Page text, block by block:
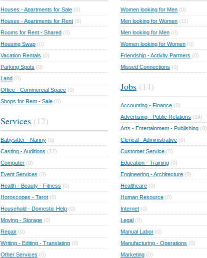
Houses - Apartments for Sale (0)
Houses - Apartments for Rent (8)
Rooms for Rent - Shared (0)
Housing Swap (0)
Vacation Rentals (0)
Parking Spots (0)
Land (0)
Office - Commercial Space (0)
Shops for Rent - Sale (0)
Services (12)
Babysitter - Nanny (0)
Casting - Auditions (12)
Computer (0)
Event Services (0)
Health - Beauty - Fitness (0)
Horoscopes - Tarot (0)
Household - Domestic Help (0)
Moving - Storage (0)
Repair (0)
Writing - Editing - Translating (0)
Other Services (0)
Women looking for Men (0)
Men looking for Women (11)
Men looking for Men (0)
Women looking for Women (0)
Friendship - Activity Partners (0)
Missed Connections (0)
Jobs (14)
Accounting - Finance (0)
Advertising - Public Relations (14)
Arts - Entertainment - Publishing (0)
Clerical - Administrative (0)
Customer Service (0)
Education - Training (0)
Engineering - Architecture (0)
Healthcare (0)
Human Resource (0)
Internet (0)
Legal (0)
Manual Labor (0)
Manufacturing - Operations (0)
Marketing (0)